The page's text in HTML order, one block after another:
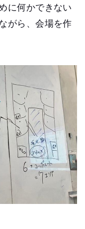
に何かできない
がら、会場を作